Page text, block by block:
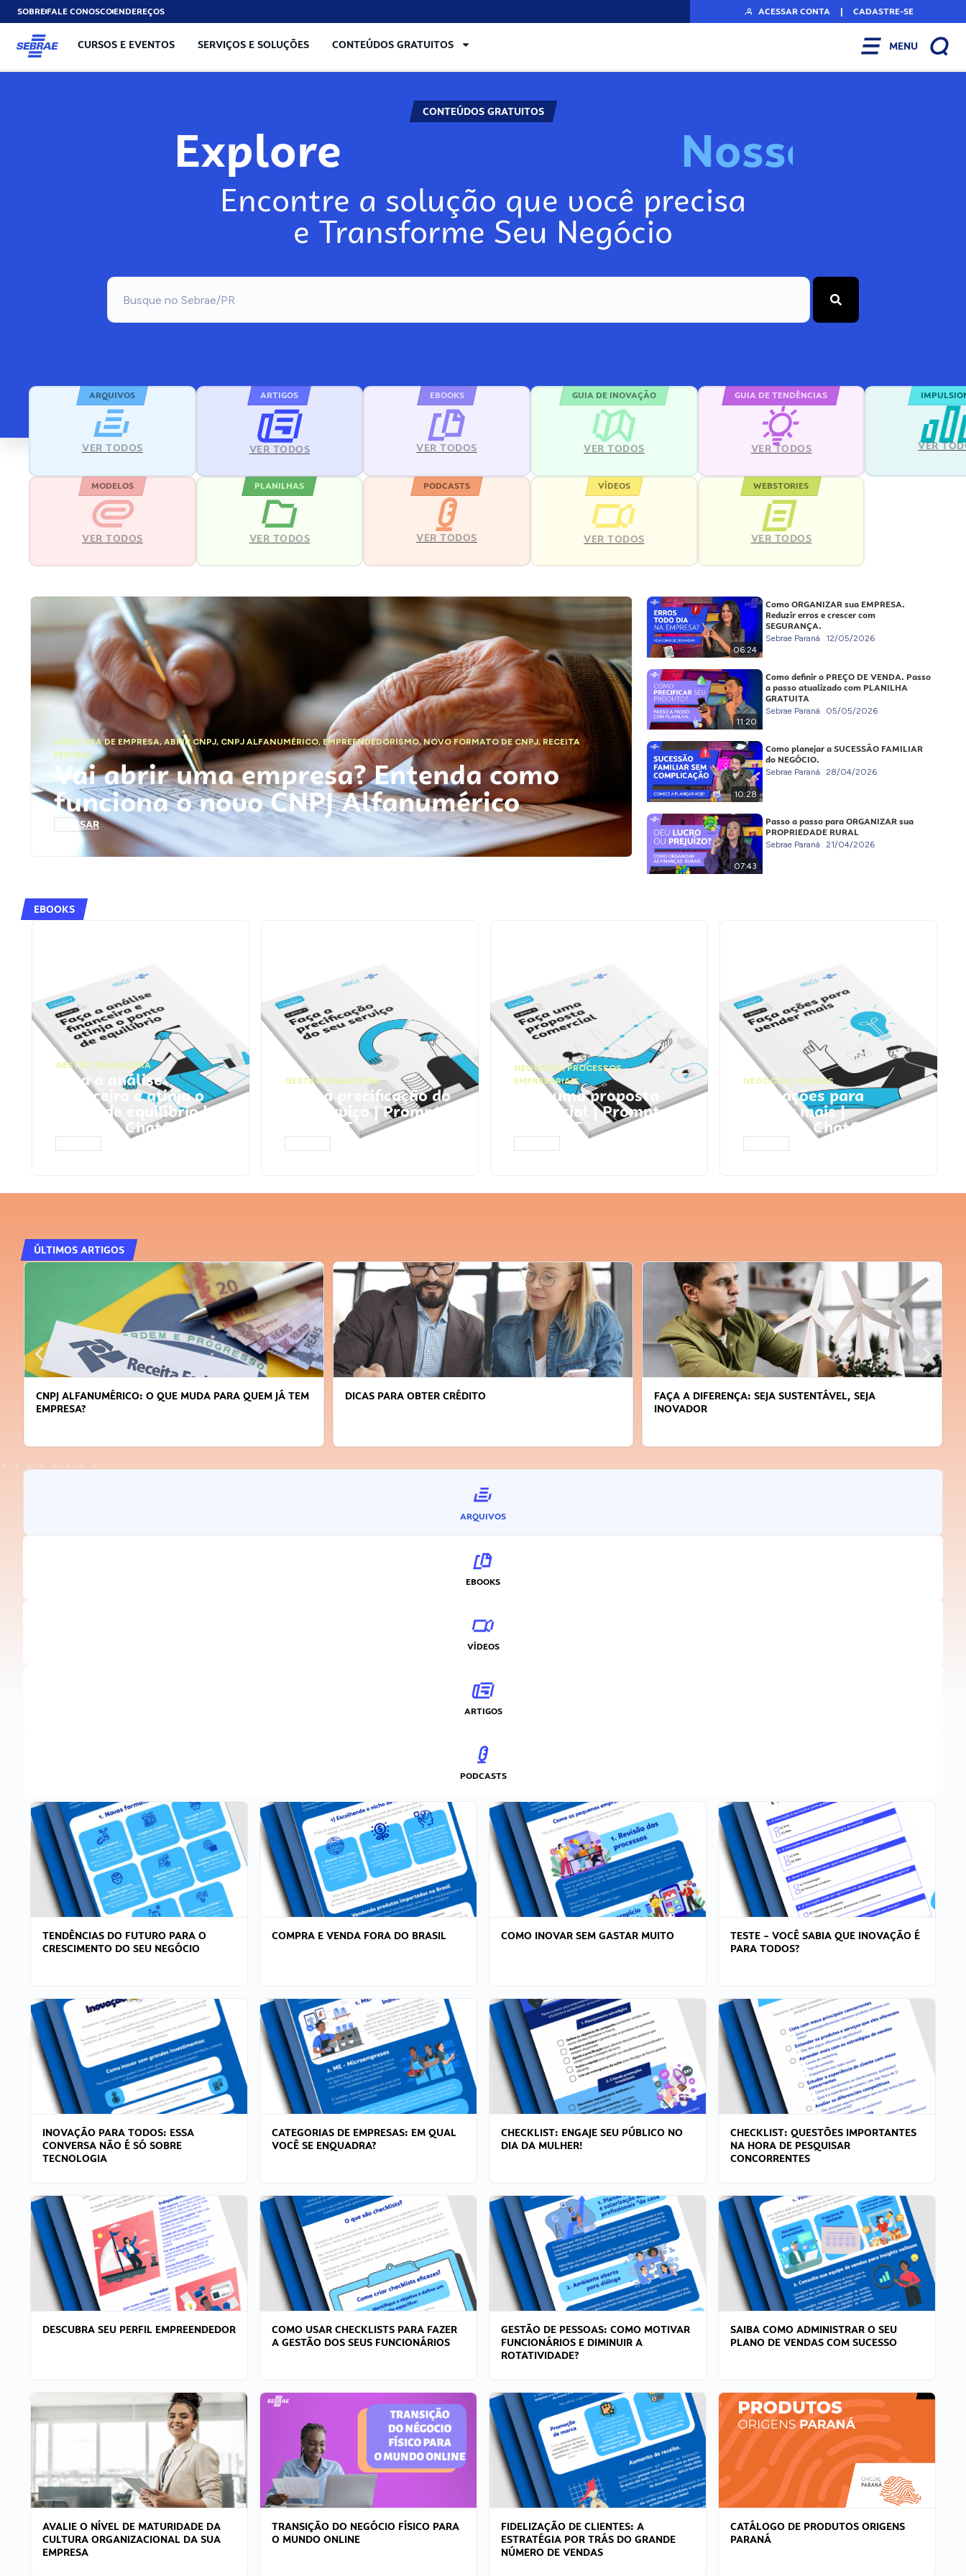
SOBREFALE CONOSCOENDEREÇOS ACESSAR CONTA | CADASTRE-SE
CURSOS E EVENTOS SERVIÇOS E SOLUÇÕES CONTEÚDOS GRATUITOS MENU
CONTEÚDOS GRATUITOS
Explore Noss
Encontre a solução que você precisa
e Transforme Seu Negócio
ARQUIVOS
VER TODOS
ARTIGOS
VER TODOS
EBOOKS
VER TODOS
GUIA DE INOVAÇÃO
VER TODOS
GUIA DE TENDÊNCIAS
VER TODOS VER
MODELOS
VER TODOS
PLANILHAS
VER TODOS
PODCASTS
VER TODOS
VÍDEOS
VER TODOS
WEBSTORIES
VER TODOS
ABERTURA DE EMPRESA,ABRIR CNPJ, CNPJ ALFANUMÉRICO, EMPREENDEDORISMO,NOVO FORMATO DE CNPJ,RECEITA
FEDERAL
Vai abrir uma empresa? Entenda como
funciona o novo CNPJ Alfanumérico
ACESSAR
06:24
Como ORGANIZAR sua EMPRESA.
Reduzir erros e crescer com
SEGURANÇA.
Sebrae Paraná 12/05/2026
11:20
Como definir o PREÇO DE VENDA. Passo
a passo atualizado com PLANILHA
GRATUITA
Sebrae Paraná 05/05/2026
10:28
Como planejar a SUCESSÃO FAMILIAR
do NEGÓCIO.
Sebrae Paraná 28/04/2026
07:43
Passo a passo para ORGANIZAR sua
PROPRIEDADE RURAL
Sebrae Paraná 21/04/2026
EBOOKS
GESTÃO FINANCEIRA
Faça a análise
financeira e atinja o
ponto de equilíbrio |
Prompts ChatGPT
GESTÃO FINANCEIRA
Faça a precificação do
seu serviço | Prompts
ChatGPT
NEGÓCIOS,PROCESSOS
EMPRESARIAIS
Faça uma proposta
comercial | Prompts
ChatGPT
NEGÓCIOS, VENDAS
Faça ações para
vender mais |
Prompts ChatGPT
ÚLTIMOS ARTIGOS
CNPJ ALFANUMÉRICO: O QUE MUDA PARA QUEM JÁ TEM
EMPRESA?
DICAS PARA OBTER CRÉDITO
FAÇA A DIFERENÇA: SEJA SUSTENTÁVEL, SEJA
INOVADOR
ARQUIVOS
EBOOKS
VÍDEOS
ARTIGOS
PODCASTS
TENDÊNCIAS DO FUTURO PARA O
CRESCIMENTO DO SEU NEGÓCIO
COMPRA E VENDA FORA DO BRASIL COMO INOVAR SEM GASTAR MUITO
TESTE – VOCÊ SABIA QUE INOVAÇÃO É
PARA TODOS?
INOVAÇÃO PARA TODOS: ESSA
CONVERSA NÃO É SÓ SOBRE
TECNOLOGIA
CATEGORIAS DE EMPRESAS: EM QUAL
VOCÊ SE ENQUADRA?
CHECKLIST: ENGAJE SEU PÚBLICO NO
DIA DA MULHER!
CHECKLIST: QUESTÕES IMPORTANTES
NA HORA DE PESQUISAR
CONCORRENTES
DESCUBRA SEU PERFIL EMPREENDEDOR
COMO USAR CHECKLISTS PARA FAZER
A GESTÃO DOS SEUS FUNCIONÁRIOS
GESTÃO DE PESSOAS: COMO MOTIVAR
FUNCIONÁRIOS E DIMINUIR A
ROTATIVIDADE?
SAIBA COMO ADMINISTRAR O SEU
PLANO DE VENDAS COM SUCESSO
AVALIE O NÍVEL DE MATURIDADE DA
CULTURA ORGANIZACIONAL DA SUA
EMPRESA
TRANSIÇÃO DO NEGÓCIO FÍSICO PARA
O MUNDO ONLINE
FIDELIZAÇÃO DE CLIENTES: A
ESTRATÉGIA POR TRÁS DO GRANDE
NÚMERO DE VENDAS
CATÁLOGO DE PRODUTOS ORIGENS
PARANÁ